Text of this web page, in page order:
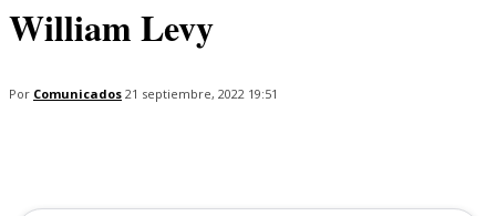
William Levy
Por Comunicados 21 septiembre, 2022 19:51